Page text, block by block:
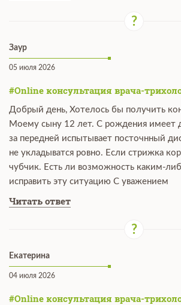
Заур
05 июля 2026
#Online консультация врача-
Добрый день, Хотелось бы получить
Моему сыну 12 лет. С рождения имеет
за передней испытывает посточнный
не укладыватся ровно. Если стрижка
чубчик. Есть ли возможность каким-
исправить эту ситуацию С уважением
Читать ответ
Екатерина
04 июля 2026
#Online консультация врача-